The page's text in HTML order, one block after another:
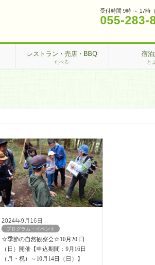
受付時間 9時 ～ 17時
レストラン・売店・BBQ
たべる
宿
と
2024年9月16日
プログラム・イベント
☆季節の自然観察会☆10月20 日
（日）開催【申込期間：9月16日
（月・祝）～10月14日（日）】